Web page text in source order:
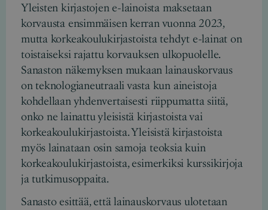
Yleisten kirjastojen e-lainoista maksetaan
korvausta ensimmäisen kerran vuonna 2023,
mutta korkeakoulukirjastoista tehdyt e-lainat on
toistaiseksi rajattu korvauksen ulkopuolelle.
Sanaston näkemyksen mukaan lainauskorvaus
on teknologianeutraali vasta kun aineistoja
kohdellaan yhdenvertaisesti riippumatta siitä,
onko ne lainattu yleisistä kirjastoista vai
korkeakoulukirjastoista. Yleisistä kirjastoista
myös lainataan osin samoja teoksia kuin
korkeakoulukirjastoista, esimerkiksi kurssikirjoja
ja tutkimusoppaita.
Sanasto esittää, että lainauskorvaus ulotetaan